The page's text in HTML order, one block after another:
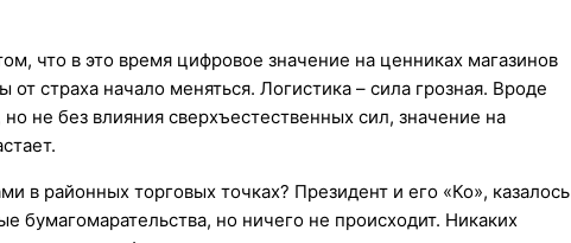
что в это время цифровое значение на ценниках магазинов
страха начало меняться. Логистика – сила грозная. Вроде
не без влияния сверхъестественных сил, значение на
в районных торговых точках? Президент и его «Ко», казалось
бумагомарательства, но ничего не происходит. Никаких